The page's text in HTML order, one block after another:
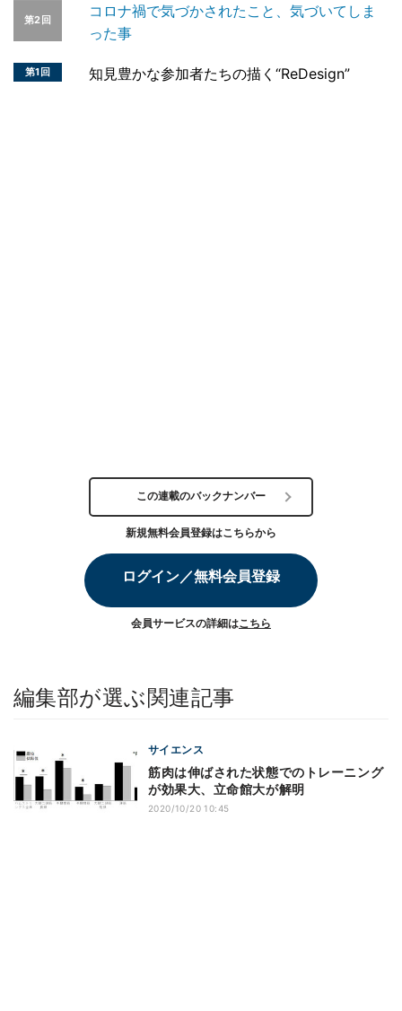
第2回
コロナ禍で気づかされたこと、気づいてしま
った事
第1回 知見豊かな参加者たちの描く“ReDesign”
この連載のバックナンバー
新規無料会員登録はこちらから
ログイン／無料会員登録
会員サービスの詳細はこちら
編集部が選ぶ関連記事
サイエンス
筋肉は伸ばされた状態でのトレーニング
が効果大、立命館大が解明
2020/10/20 10:45